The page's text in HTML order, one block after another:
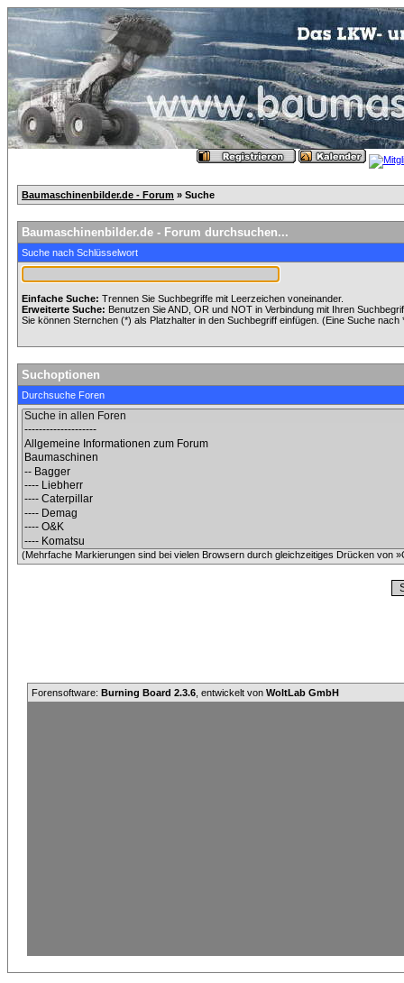
Baumaschinenbilder.de - Forum » Suche
Baumaschinenbilder.de - Forum durchsuchen...
Suche nach Schlüsselwort
Einfache Suche: Trennen Sie Suchbegriffe mit Leerzeichen voneinander.
Erweiterte Suche: Benutzen Sie AND, OR und NOT in Verbindung mit Ihren
Sie können Sternchen (*) als Platzhalter in den Suchbegriff einfügen. (Eine Suche
Suchoptionen
Durchsuche Foren
(Mehrfache Markierungen sind bei vielen Browsern durch gleichzeitiges Drücken von
Forensoftware: Burning Board 2.3.6 , entwickelt von WoltLab GmbH